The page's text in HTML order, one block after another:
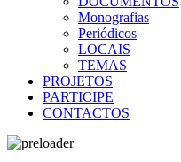
Monografias
Periódicos
LOCAIS
TEMAS
PROJETOS
PARTICIPE
CONTACTOS